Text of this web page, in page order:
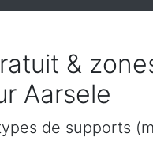
&
Aarsele
de supports